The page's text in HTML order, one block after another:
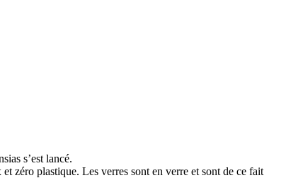
s’est lancé.
zéro plastique. Les verres sont en verre et sont de ce fait